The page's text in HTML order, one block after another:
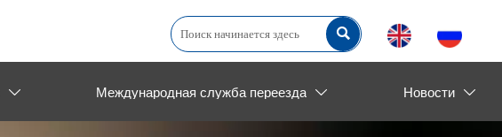

 Международная служба переезда  Новости 